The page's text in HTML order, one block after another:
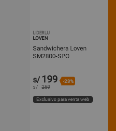
LIDERLU
LOVEN
Sandwichera Loven
SM2800-SPO
s/ 199 -23%
s/ 259
Exclusivo para venta web